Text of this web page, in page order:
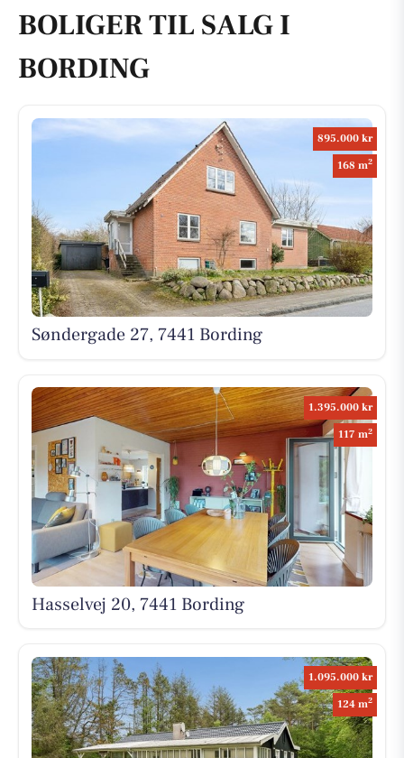
BOLIGER TIL SALG I
BORDING
895.000 kr
168 m2
Søndergade 27, 7441 Bording
1.395.000 kr
117 m2
Hasselvej 20, 7441 Bording
1.095.000 kr
124 m2